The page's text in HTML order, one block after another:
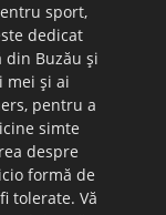
sport,
dedicat
Buzău şi
mei şi ai
pentru a
simte
despre
formă de
tolerate. Vă